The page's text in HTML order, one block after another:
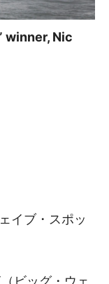
winner, Nic
イブ・スポッ
ビッグ・ウェ